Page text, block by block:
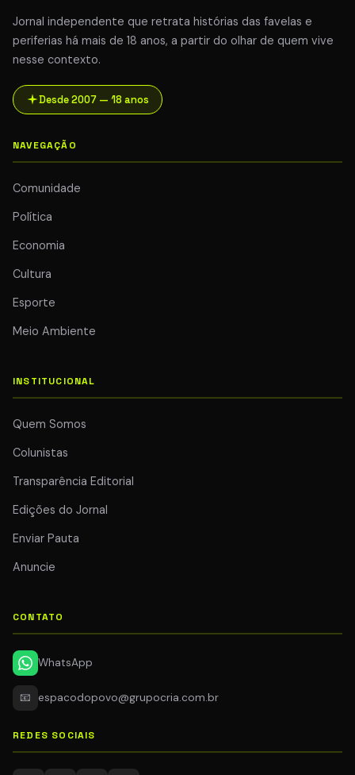
Jornal independente que retrata histórias das favelas e
periferias há mais de 18 anos, a partir do olhar de quem vive
nesse contexto.
Desde 2007 — 18 anos
NAVEGAÇÃO
Comunidade
Política
Economia
Cultura
Esporte
Meio Ambiente
INSTITUCIONAL
Quem Somos
Colunistas
Transparência Editorial
Edições do Jornal
Enviar Pauta
Anuncie
CONTATO
WhatsApp
📧 espacodopovo@grupocria.com.br
REDES SOCIAIS